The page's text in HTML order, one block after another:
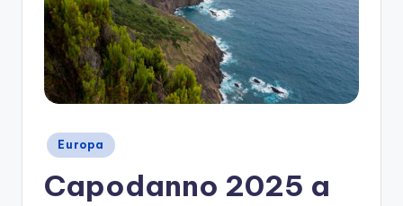
Posted
in
Europa
Capodanno 2025 a